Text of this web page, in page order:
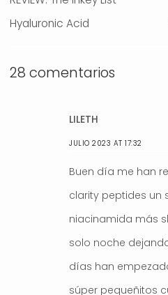
anterior:
Hyaluronic Acid
28 comentarios
LILETH
JULIO 2023 AT 17:32
Buen día me han
clarity peptides un
niacinamida más
solo noche
días han
súper pequeñitos